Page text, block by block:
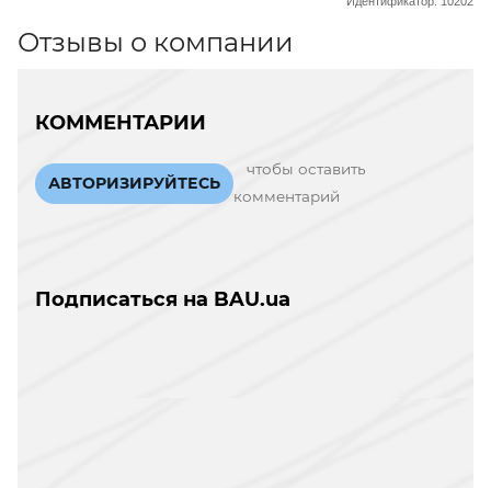
Отзывы о компании
КОММЕНТАРИИ
АВТОРИЗИРУЙТЕСЬ
чтобы оставить
комментарий
Подписаться на BAU.ua